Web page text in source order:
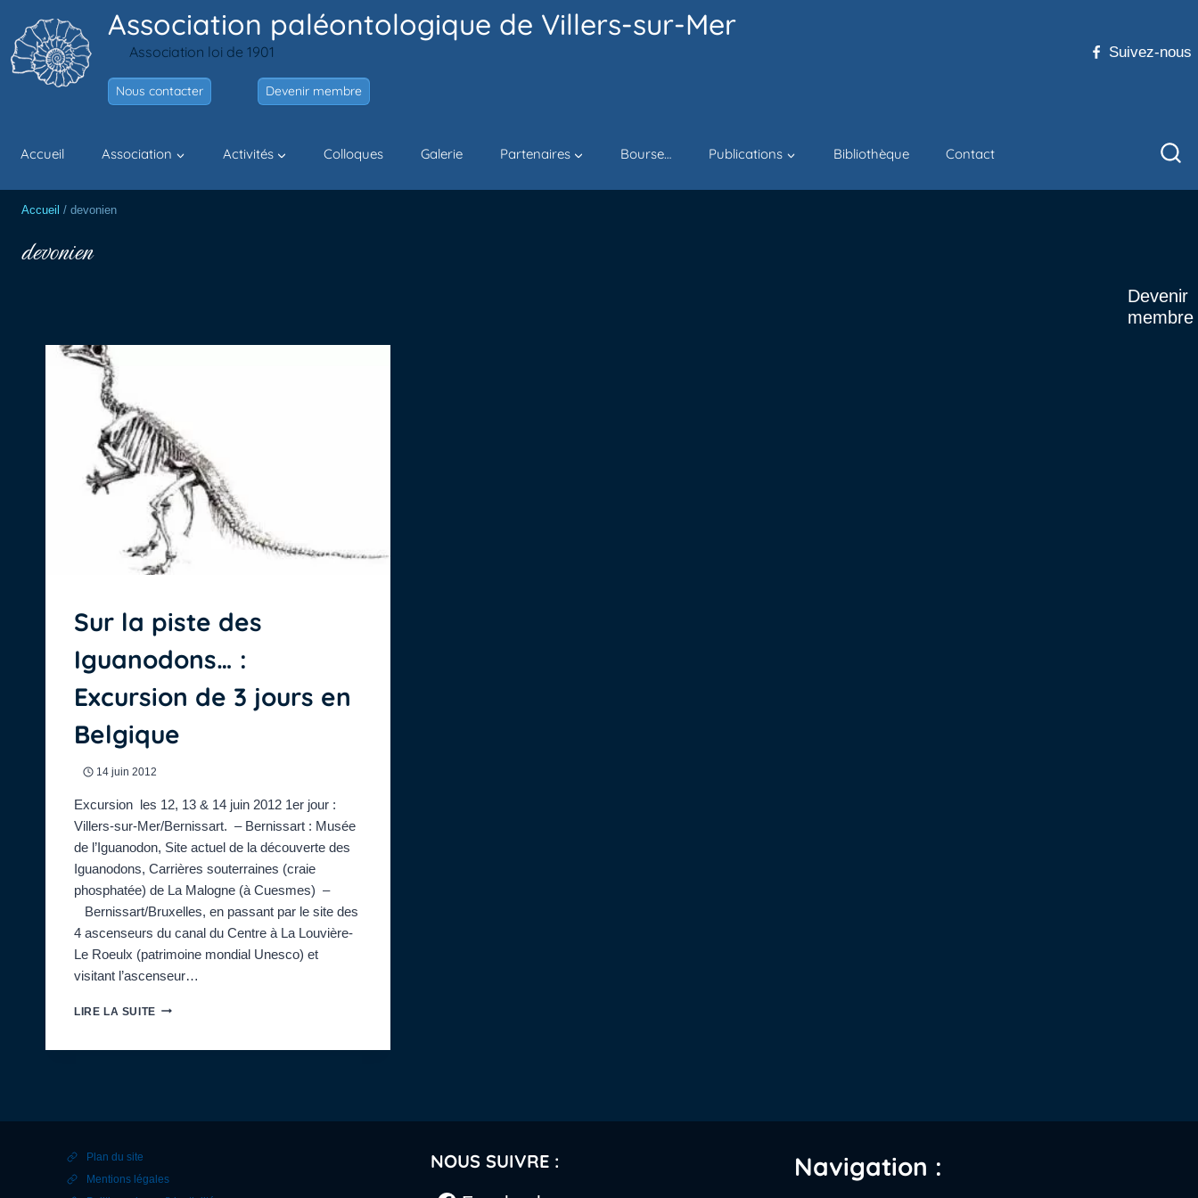
contenu
Association paléontologique de Villers-sur-Mer
Association loi de 1901
Nous contacter Devenir membre
Suivez-nous
Accueil Association Activités Colloques Galerie Partenaires Bourse… Publications Bibliothèque Contact
Devenir
membre
Accueil / devonien
devonien
Sur la piste des
Iguanodons… :
Excursion de 3 jours en
Belgique
14 juin 2012
Excursion les 12, 13 & 14 juin 2012 1er jour :
Villers-sur-Mer/Bernissart. – Bernissart : Musée
de l’Iguanodon, Site actuel de la découverte des
Iguanodons, Carrières souterraines (craie
phosphatée) de La Malogne (à Cuesmes) –
Bernissart/Bruxelles, en passant par le site des
4 ascenseurs du canal du Centre à La Louvière-
Le Roeulx (patrimoine mondial Unesco) et
visitant l’ascenseur…
LIRE LA SUITESUR
DE
EN
Plan du site
Mentions légales
NOUS SUIVRE : Navigation :